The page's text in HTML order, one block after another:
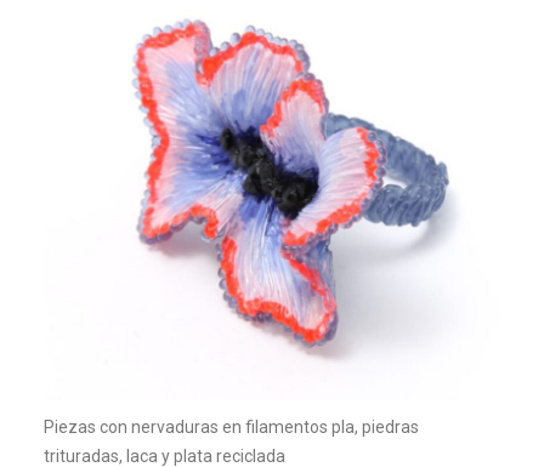
Piezas con nervaduras en filamentos pla, piedras
trituradas, laca y plata reciclada